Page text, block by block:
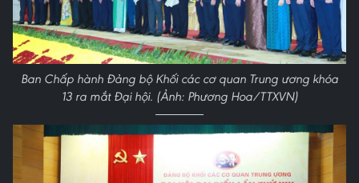
Ban Chấp hành Đảng bộ Khối các cơ quan Trung ương khóa
13 ra mắt Đại hội. (Ảnh: Phương Hoa/TTXVN)